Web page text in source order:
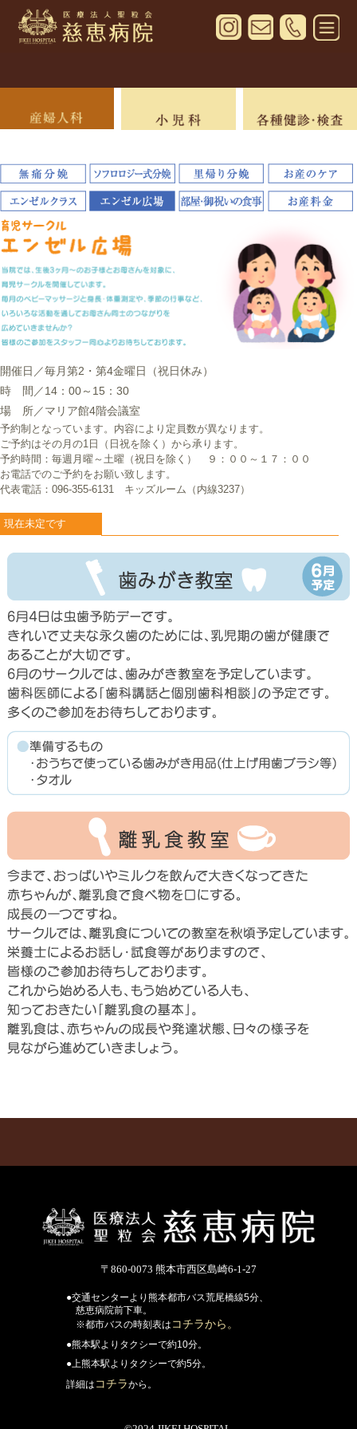
開催日／毎月第2・第4金曜日（祝日休み）
時 間／14：00～15：30
場 所／マリア館4階会議室
予約制となっています。内容により定員数が異なります。
ご予約はその月の1日（日祝を除く）から承ります。
予約時間：毎週月曜～土曜（祝日を除く） ９：００～１７：００
お電話でのご予約をお願い致します。
代表電話：096-355-6131 キッズルーム（内線3237）
現在未定です
〒860-0073 熊本市西区島崎6-1-27
●交通センターより熊本都市バス荒尾橋線5分、
慈恵病院前下車。
※都市バスの時刻表は コチラから。
●熊本駅よりタクシーで約10分。
●上熊本駅よりタクシーで約5分。
詳細は コチラから。